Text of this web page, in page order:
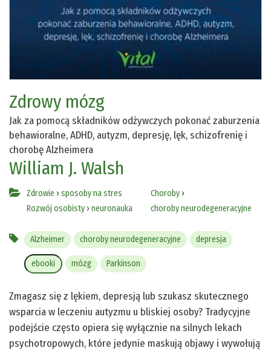
Zdrowy mózg
Jak za pomocą składników odżywczych pokonać zaburzenia
behawioralne, ADHD, autyzm, depresję, lęk, schizofrenię i
chorobę Alzheimera
William J. Walsh
Zdrowie › sposoby na stres
Rozwój osobisty › neuronauka
Choroby›
choroby neurodegeneracyjne
Alzheimer choroby neurodegeneracyjne depresja
ebooki mózg Parkinson
Zmagasz się z lękiem, depresją lub szukasz skutecznego
wsparcia w leczeniu autyzmu u bliskiej osoby? Tradycyjne
podejście często opiera się wyłącznie na silnych lekach
psychotropowych, które jedynie maskują objawy i wywołują